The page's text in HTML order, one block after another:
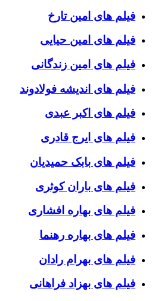
فیلم های امین تارخ
فیلم های امین حیایی
فیلم های امین زندگانی
فیلم های اندیشه فولادوند
فیلم های اکبر عبدی
فیلم های ایرج قادری
فیلم های بابک حمیدیان
فیلم های باران کوثری
فیلم های بهاره افشاری
فیلم های بهاره رهنما
فیلم های بهرام رادان
فیلم های بهزاد فراهانی